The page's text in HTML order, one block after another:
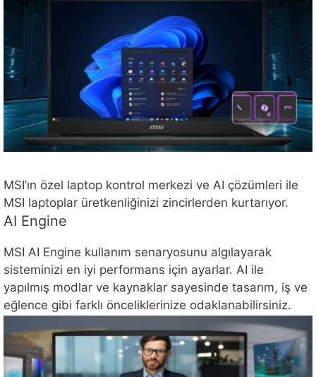
MSI’ın özel laptop kontrol merkezi ve AI çözümleri ile
MSI laptoplar üretkenliğinizi zincirlerden kurtarıyor.
AI Engine
MSI AI Engine kullanım senaryosunu algılayarak
sisteminizi en iyi performans için ayarlar. AI ile
yapılmış modlar ve kaynaklar sayesinde tasarım, iş ve
eğlence gibi farklı önceliklerinize odaklanabilirsiniz.